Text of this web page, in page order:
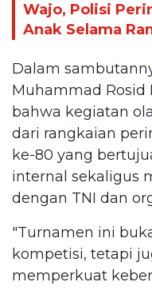
Wajo, Polisi
Anak Selama
Dalam
Muhammad Rosid
bahwa kegiatan
dari rangkaian
ke-80 yang
internal sekaligus
dengan TNI dan
"Turnamen ini
kompetisi, tetapi
memperkuat